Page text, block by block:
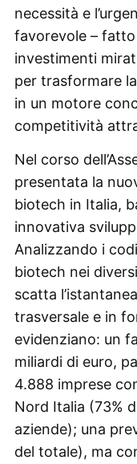
necessità e
favorevole –
investimenti
per trasformare
in un motore
competitività
Nel corso
presentata la
biotech in Italia,
innovativa
Analizzando i
biotech nei
scatta
trasversale e in
evidenziano: un
miliardi di euro,
4.888 imprese
Nord Italia (73%
aziende); una
del totale), ma